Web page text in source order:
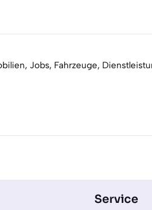
Jobs, Fahrzeuge,
Service